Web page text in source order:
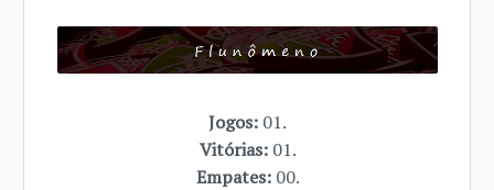
Jogos: 01.
Vitórias: 01.
Empates: 00.